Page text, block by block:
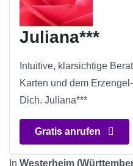
Juliana***
Intuitive, klarsichtige
Karten und dem
Dich. Juliana***
Gratis anrufen
In Westerheim